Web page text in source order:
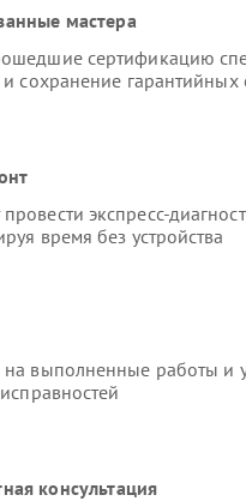
мастера
сертификацию
сохранение гарантийных
экспресс-
время без устройства
на выполненные работы и
консультация